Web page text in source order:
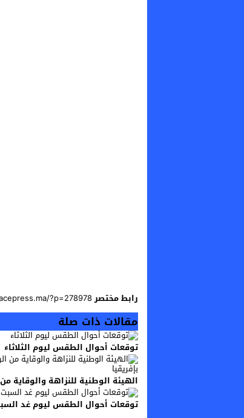
رابط مختصر
مقالات ذات صلة
توقعات أحوال الطقس ليوم الثلاثاء
الهيئة الوطنية للنزاهة والوقاية
توقعات أحوال الطقس ليوم غد